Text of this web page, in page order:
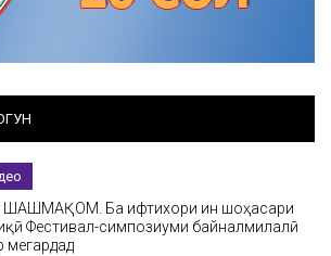
ШАШМАҚОМ. Ба ифтихори ин шоҳасари
Фестивал-симпозиуми байналмилалӣ
мегардад